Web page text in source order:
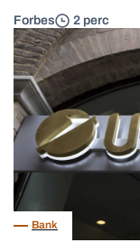
Forbes 2 perc
Bank